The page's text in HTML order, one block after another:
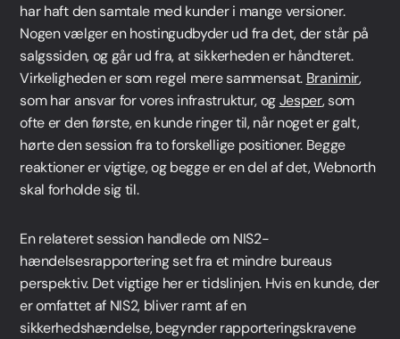
har haft den samtale med kunder i mange versioner.
Nogen vælger en hostingudbyder ud fra det, der står på
salgssiden, og går ud fra, at sikkerheden er håndteret.
Virkeligheden er som regel mere sammensat. Branimir,
som har ansvar for vores infrastruktur, ogJesper, som
ofte er den første, en kunde ringer til, når noget er galt,
hørte den session fra to forskellige positioner. Begge
reaktioner er vigtige, og begge er en del af det, Webnorth
skal forholde sig til.
En relateret session handlede om NIS2-
hændelsesrapportering set fra et mindre bureaus
perspektiv. Det vigtige her er tidslinjen. Hvis en kunde, der
er omfattet af NIS2, bliver ramt af en
sikkerhedshændelse, begynder rapporteringskravene